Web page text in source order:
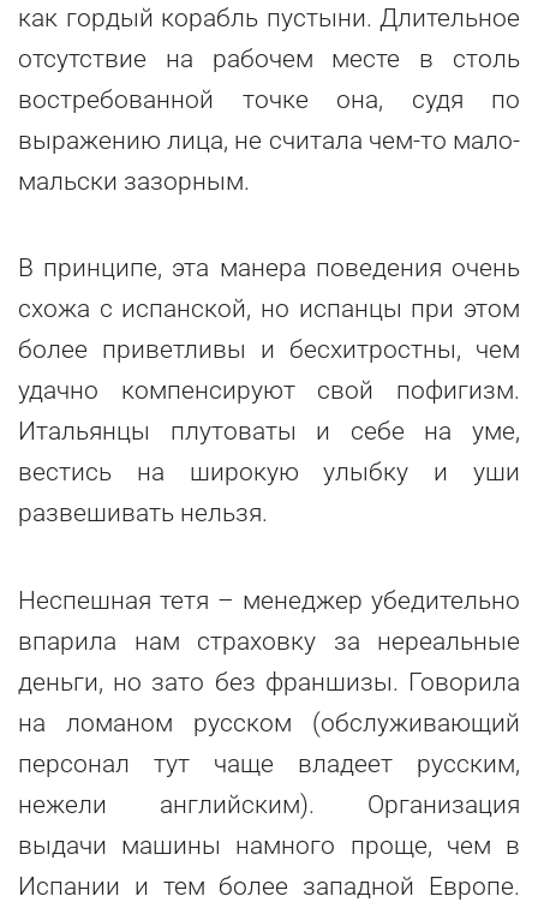
как гордый корабль пустыни. Длительное
отсутствие на рабочем месте в столь
востребованной точке она, судя по
выражению лица, не считала чем-то мало-
мальски зазорным.
В принципе, эта манера поведения очень
схожа с испанской, но испанцы при этом
более приветливы и бесхитростны, чем
удачно компенсируют свой пофигизм.
Итальянцы плутоваты и себе на уме,
вестись на широкую улыбку и уши
развешивать нельзя.
Неспешная тетя – менеджер убедительно
впарила нам страховку за нереальные
деньги, но зато без франшизы. Говорила
на ломаном русском (обслуживающий
персонал тут чаще владеет русским,
нежели английским). Организация
выдачи машины намного проще, чем в
Испании и тем более западной Европе.